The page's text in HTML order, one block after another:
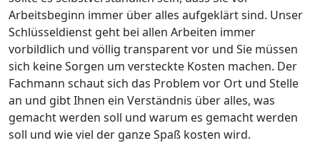
Arbeitsbeginn immer über alles aufgeklärt sind. Unser
Schlüsseldienst geht bei allen Arbeiten immer
vorbildlich und völlig transparent vor und Sie müssen
sich keine Sorgen um versteckte Kosten machen. Der
Fachmann schaut sich das Problem vor Ort und Stelle
an und gibt Ihnen ein Verständnis über alles, was
gemacht werden soll und warum es gemacht werden
soll und wie viel der ganze Spaß kosten wird.